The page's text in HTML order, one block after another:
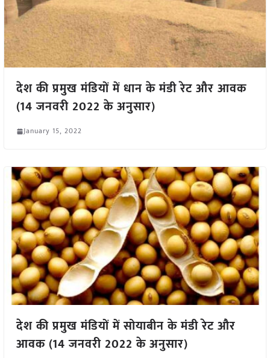
देश की प्रमुख मंडियों में धान के मंडी रेट और आवक
(14 जनवरी 2022 के अनुसार)
January 15, 2022
देश की प्रमुख मंडियों में सोयाबीन के मंडी रेट और
आवक (14 जनवरी 2022 के अनुसार)